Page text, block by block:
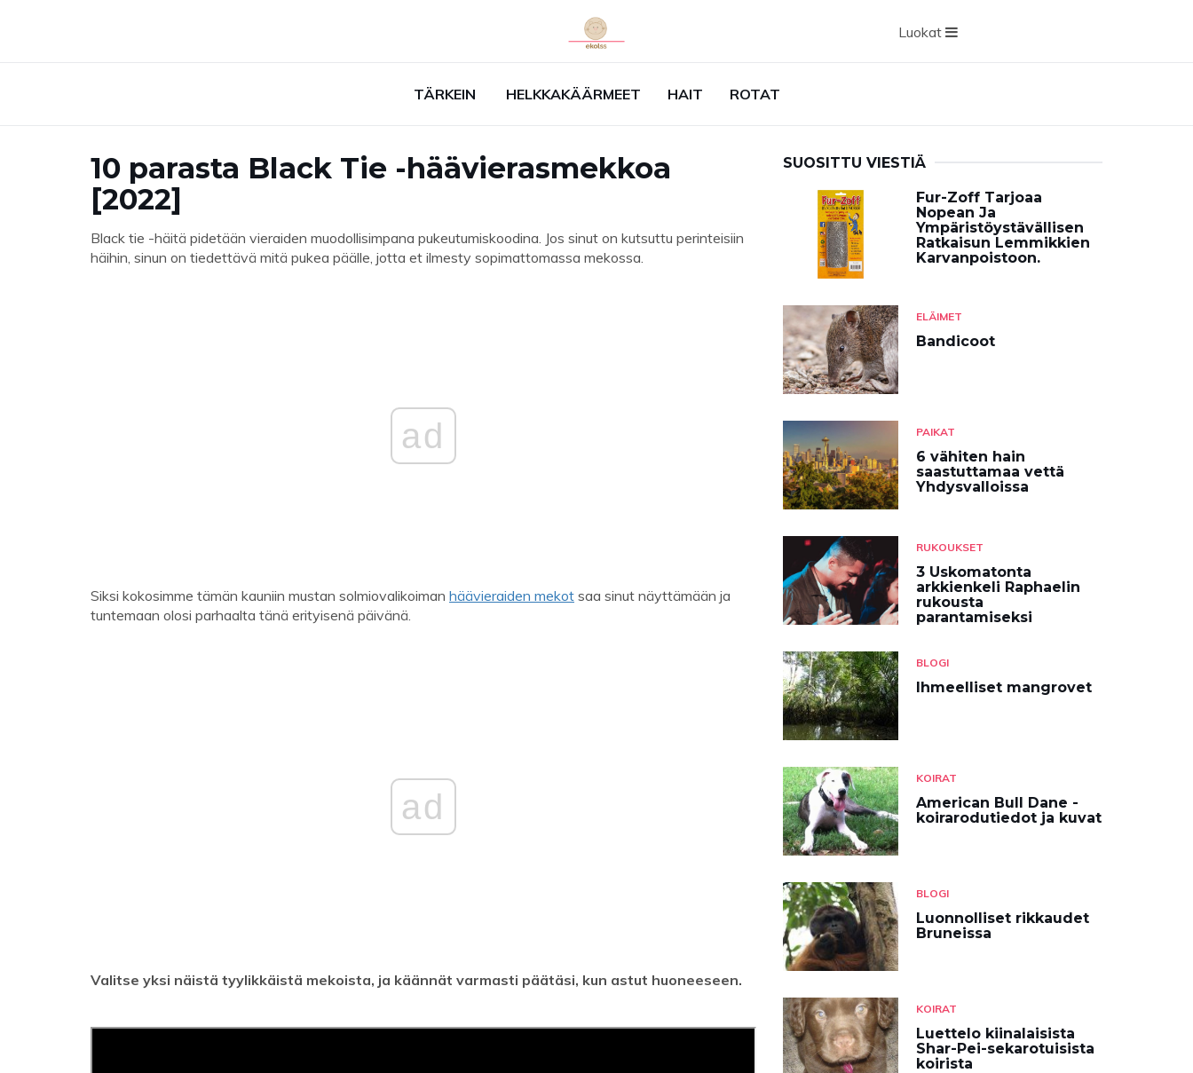
Luokat
TÄRKEIN HELKKAKÄÄRMEET HAIT ROTAT
10 parasta Black Tie -häävierasmekkoa
[2022]
Black tie -häitä pidetään vieraiden muodollisimpana pukeutumiskoodina. Jos sinut on kutsuttu perinteisiin
häihin, sinun on tiedettävä mitä pukea päälle, jotta et ilmesty sopimattomassa mekossa.
ad
Siksi kokosimme tämän kauniin mustan solmiovalikoiman häävieraiden mekot saa sinut näyttämään ja
tuntemaan olosi parhaalta tänä erityisenä päivänä.
ad
Valitse yksi näistä tyylikkäistä mekoista, ja käännät varmasti päätäsi, kun astut huoneeseen.
SUOSITTU VIESTIÄ
Fur-Zoff Tarjoaa
Nopean Ja
Ympäristöystävällisen
Ratkaisun Lemmikkien
Karvanpoistoon.
ELÄIMET
Bandicoot
PAIKAT
6 vähiten hain
saastuttamaa vettä
Yhdysvalloissa
RUKOUKSET
3 Uskomatonta
arkkienkeli Raphaelin
rukousta
parantamiseksi
BLOGI
Ihmeelliset mangrovet
KOIRAT
American Bull Dane -
koirarodutiedot ja kuvat
BLOGI
Luonnolliset rikkaudet
Bruneissa
KOIRAT
Luettelo kiinalaisista
Shar-Pei-sekarotuisista
koirista